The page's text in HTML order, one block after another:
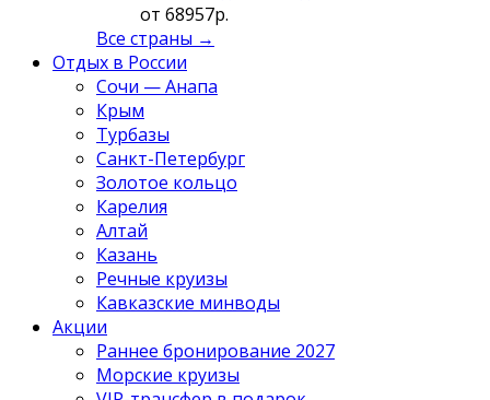
от 68957р.
Все страны →
Отдых в России
Сочи — Анапа
Крым
Турбазы
Санкт-Петербург
Золотое кольцо
Карелия
Алтай
Казань
Речные круизы
Кавказские минводы
Акции
Раннее бронирование 2027
Морские круизы